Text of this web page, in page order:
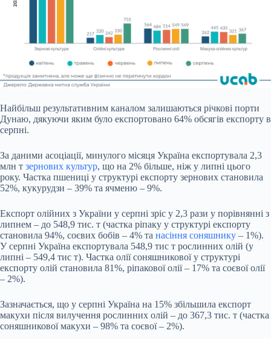
Найбільш результативним каналом залишаються річкові порти
Дунаю, дякуючи яким було експортовано 64% обсягів експорту в
серпні.
За даними асоціації, минулого місяця Україна експортувала 2,3
млн т зернових культур, що на 2% більше, ніж у липні цього
року. Частка пшениці у структурі експорту зернових становила
52%, кукурудзи – 39% та ячменю – 9%.
Експорт олійних з України у серпні зріс у 2,3 рази у порівнянні з
липнем – до 548,9 тис. т (частка ріпаку у структурі експорту
становила 94%, соєвих бобів – 4% та насіння соняшнику – 1%).
У серпні Україна експортувала 548,9 тис т рослинних олій (у
липні – 549,4 тис т). Частка олії соняшникової у структурі
експорту олій становила 81%, ріпакової олії – 17% та соєвої олії
– 2%).
Зазначається, що у серпні Україна на 15% збільшила експорт
макухи після вилучення рослинних олій – до 367,3 тис. т (частка
соняшникової макухи – 98% та соєвої – 2%).